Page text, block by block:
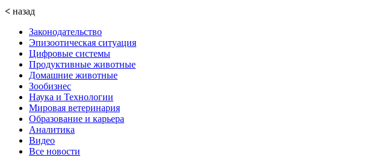
< назад
Законодательство
Эпизоотическая ситуация
Цифровые системы
Продуктивные животные
Домашние животные
Зообизнес
Наука и Технологии
Мировая ветеринария
Образование и карьера
Аналитика
Видео
Все новости